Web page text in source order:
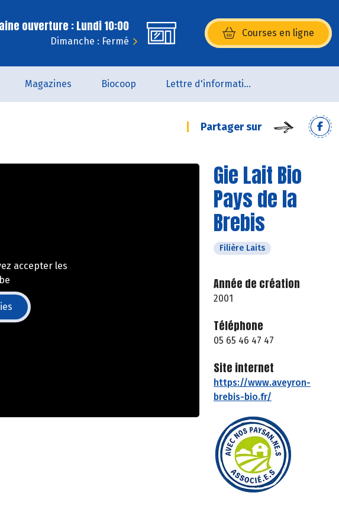
ouverture : Lundi 10:00
Dimanche : Fermé
Courses en ligne
(s’ouvre dans une nouvelle
Magazines Biocoop Lettre d'information de la Maison de la Bio
Partager sur
Gie Lait Bio
Pays de la
Brebis
Filière Laits
Année de création
2001
Téléphone
05 65 46 47 47
Site internet
https://www.aveyron-
brebis-bio.fr/
accepter les